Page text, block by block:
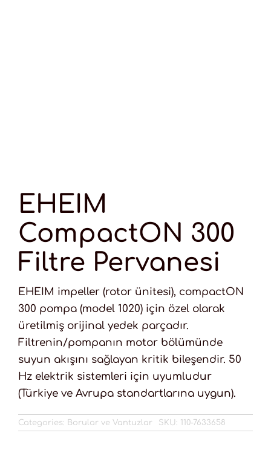
EHEIM
CompactON 300
Filtre Pervanesi
EHEIM impeller (rotor ünitesi), compactON
300 pompa (model 1020) için özel olarak
üretilmiş orijinal yedek parçadır.
Filtrenin/pompanın motor bölümünde
suyun akışını sağlayan kritik bileşendir. 50
Hz elektrik sistemleri için uyumludur
(Türkiye ve Avrupa standartlarına uygun).
Categories: Borular ve Vantuzlar SKU: 110-7633658